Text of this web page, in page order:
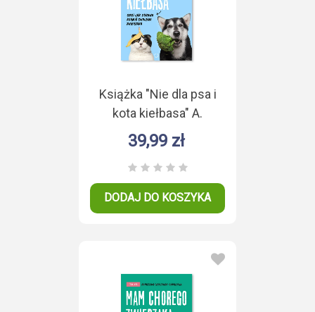
Książka "Nie dla psa i
kota kiełbasa" A.
Cholewiak - Góralczyk
39,99 zł
DODAJ DO KOSZYKA